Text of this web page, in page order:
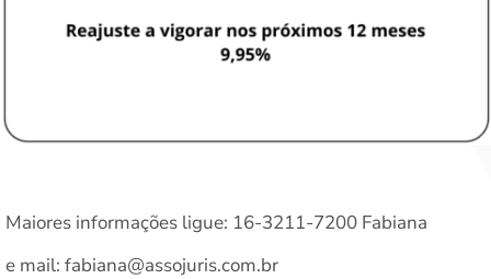
Maiores informações ligue: 16-3211-7200 Fabiana
e mail: fabiana@assojuris.com.br